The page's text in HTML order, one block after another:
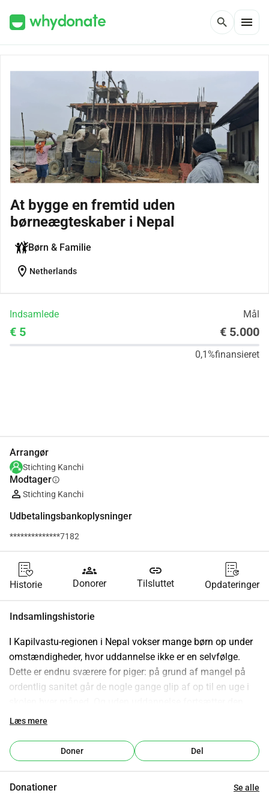
search menu
At bygge en fremtid uden
børneægteskaber i Nepal
Børn & Familie
location_on Netherlands
Indsamlede Mål
€ 5 € 5.000
0,1%finansieret
Arrangør
Stichting Kanchi
Modtagerinfo
Stichting Kanchi
Udbetalingsbankoplysninger
**************7182
Historie
groups
Donorer
link
Tilsluttet Opdateringer
Indsamlingshistorie
I Kapilvastu-regionen i Nepal vokser mange børn op under
omstændigheder, hvor uddannelse ikke er en selvfølge.
Dette er endnu sværere for piger: på grund af mangel på
ordentlig sanitet går de nogle gange glip af op til en uge i
onde cirkel af fattigdom og børneægteskaber.
SSDO og Kanchi Foundation arbejder sammen for at bryde
denne cirkel. Med din støtte kan vi uddanne unge
børneægteskaber og tilbyde dem de muligheder, de
Læs mere
Doner Del
Donationer Se alle